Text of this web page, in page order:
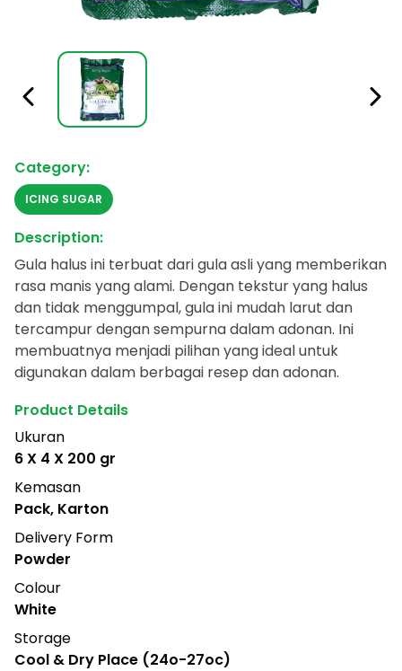
Category:
ICING SUGAR
Description:
Gula halus ini terbuat dari gula asli yang memberikan
rasa manis yang alami. Dengan tekstur yang halus
dan tidak menggumpal, gula ini mudah larut dan
tercampur dengan sempurna dalam adonan. Ini
membuatnya menjadi pilihan yang ideal untuk
digunakan dalam berbagai resep dan adonan.
Product Details
Ukuran
6 X 4 X 200 gr
Kemasan
Pack, Karton
Delivery Form
Powder
Colour
White
Storage
Cool & Dry Place (24o-27oc)